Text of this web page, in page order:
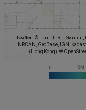
Leaflet
© Esri, HERE, Garmin,
NRCAN, GeoBase, IGN,
(Hong Kong), ©